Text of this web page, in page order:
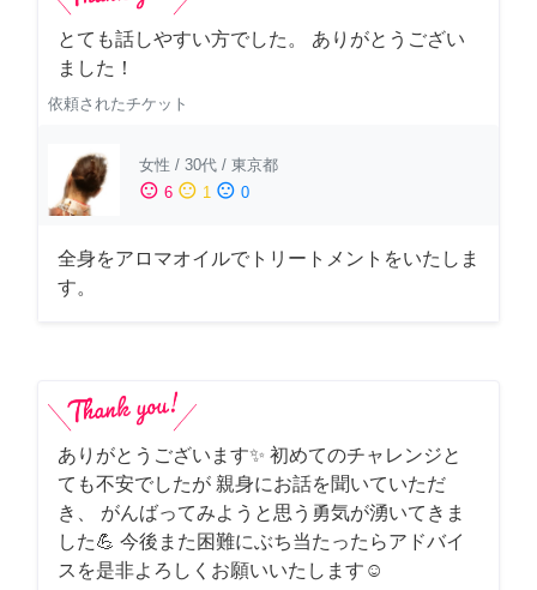
とても話しやすい方でした。 ありがとうござい
ました！
依頼されたチケット
女性 / 30代 / 東京都
sentiment_satisfied 6 sentiment_neutral 1 sentiment_dissatisfied 0
全身をアロマオイルでトリートメントをいたしま
す。
ありがとうございます✨ 初めてのチャレンジと
ても不安でしたが 親身にお話を聞いていただ
き、 がんばってみようと思う勇気が湧いてきま
した💪 今後また困難にぶち当たったらアドバイ
スを是非よろしくお願いいたします☺️